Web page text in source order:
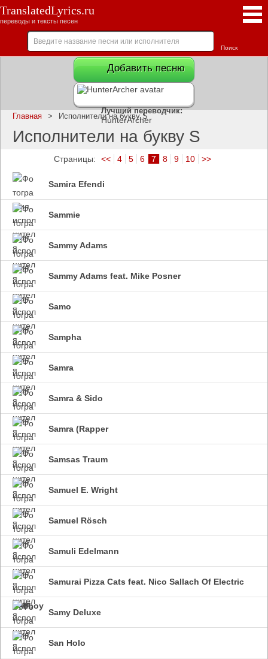
TranslatedLyrics.ru
переводы и тексты песен
Добавить песню
Лучший переводчик:
HunterArcher
Главная > Исполнители на букву S
Исполнители на букву S
Страницы: << 4 5 6 7 8 9 10 >>
Samira Efendi
Sammie
Sammy Adams
Sammy Adams feat. Mike Posner
Samo
Sampha
Samra
Samra & Sido
Samra (Rapper
Samsas Traum
Samuel E. Wright
Samuel Rösch
Samuli Edelmann
Samurai Pizza Cats feat. Nico Sallach Of Electric
Callboy
Samy Deluxe
San Holo